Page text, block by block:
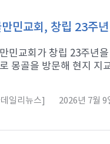
민교회, 창립 23주
민교회가 창립 23주년
몽골을 방문해 현지 지
일리뉴스] 2026년 7월 9